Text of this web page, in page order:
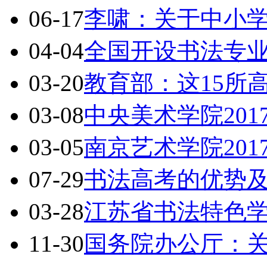
06-17李啸：关于中小
04-04全国开设书法专
03-20教育部：这15所
03-08中央美术学院
03-05南京艺术学院
07-29书法高考的优势
03-28江苏省书法特
11-30国务院办公厅：